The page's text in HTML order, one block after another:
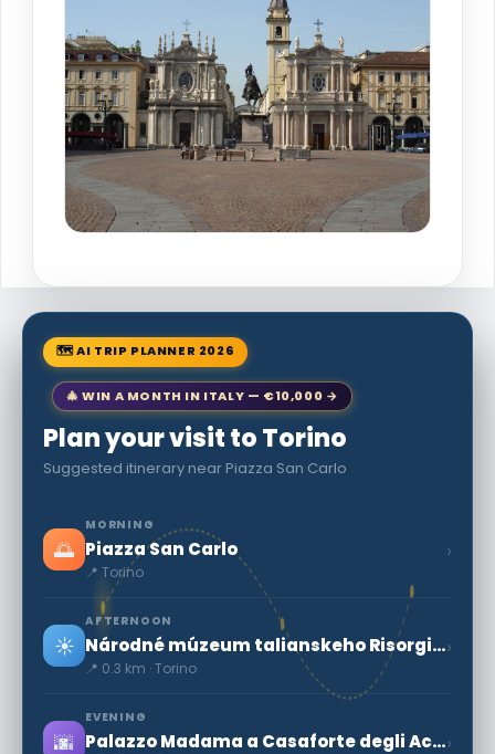
🗺 AI TRIP PLANNER 2026
🎄 WIN A MONTH IN ITALY — €10,000 →
Plan your visit to Torino
Suggested itinerary near Piazza San Carlo
🌅
MORNING
Piazza San Carlo
📍 Torino
›
☀️
AFTERNOON
Národné múzeum talianskeho Risorgimento
📍 0.3 km · Torino
›
🌆
EVENING
Palazzo Madama a Casaforte degli Acaja - tajný svet›